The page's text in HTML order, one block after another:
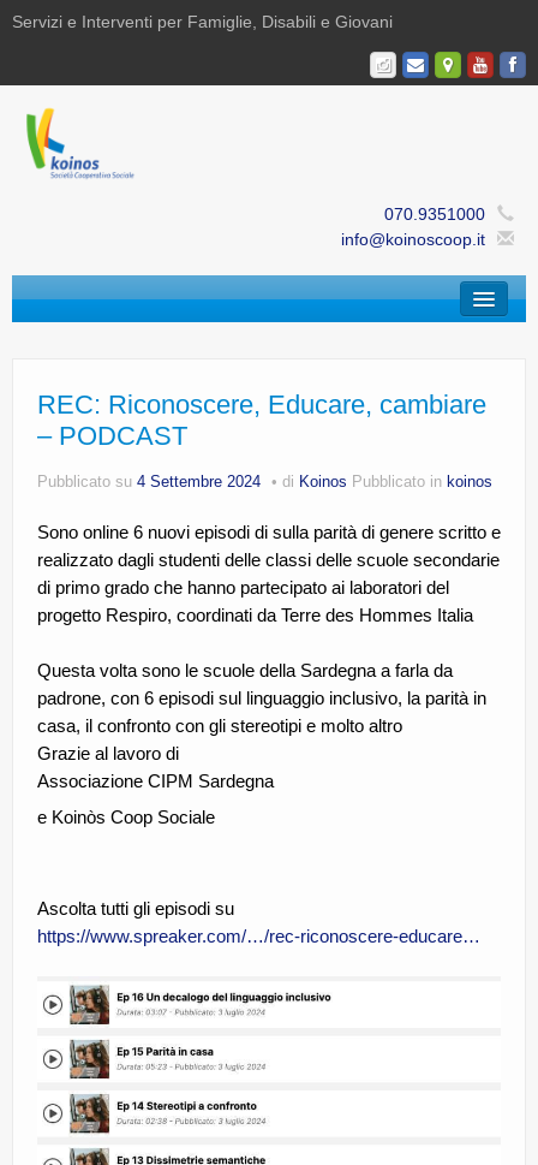
Servizi e Interventi per Famiglie, Disabili e Giovani
070.9351000
info@koinoscoop.it
Area Famiglie e Minori | Efè
Area Disabilità | Paris
Area Giovani | Bajania
Area Ricerca, Documentazione e Formazione |
CE.RI.FORM
CONTATTI
Lavora con noi
Centro Antiviolenza “Feminas” | PLUS Sanluri –
Guspini
REC: Riconoscere, Educare, cambiare
– PODCAST
Pubblicato su 4 Settembre 2024 di Koinos Pubblicato in koinos
Sono online 6 nuovi episodi di sulla parità di genere scritto e
realizzato dagli studenti delle classi delle scuole secondarie
di primo grado che hanno partecipato ai laboratori del
progetto Respiro, coordinati da Terre des Hommes Italia
Questa volta sono le scuole della Sardegna a farla da
padrone, con 6 episodi sul linguaggio inclusivo, la parità in
casa, il confronto con gli stereotipi e molto altro
Grazie al lavoro di
Associazione CIPM Sardegna
e Koinòs Coop Sociale
Ascolta tutti gli episodi su
https://www.spreaker.com/…/rec-riconoscere-educare…